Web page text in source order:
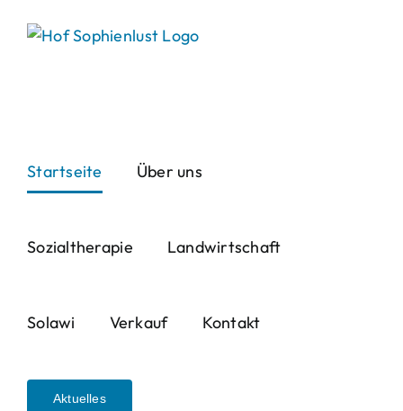
Startseite Über uns
Sozialtherapie Landwirtschaft
Solawi Verkauf Kontakt
Aktuelles